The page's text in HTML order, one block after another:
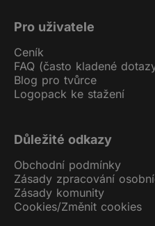
Pro uživatele
Ceník
FAQ (často kladené
Blog pro tvůrce
Logopack ke stažení
Důležité odkazy
Obchodní podmínky
Zásady zpracování
Zásady komunity
Cookies/Změnit cookies